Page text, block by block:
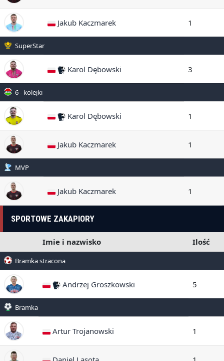
Jakub Kaczmarek 1
SuperStar
Karol Dębowski 3
6 - kolejki
Karol Dębowski 1
Jakub Kaczmarek 1
MVP
Jakub Kaczmarek 1
SPORTOWE ZAKAPIORY
Imie i nazwisko Ilość
Bramka stracona
Andrzej Groszkowski 5
Bramka
Artur Trojanowski 1